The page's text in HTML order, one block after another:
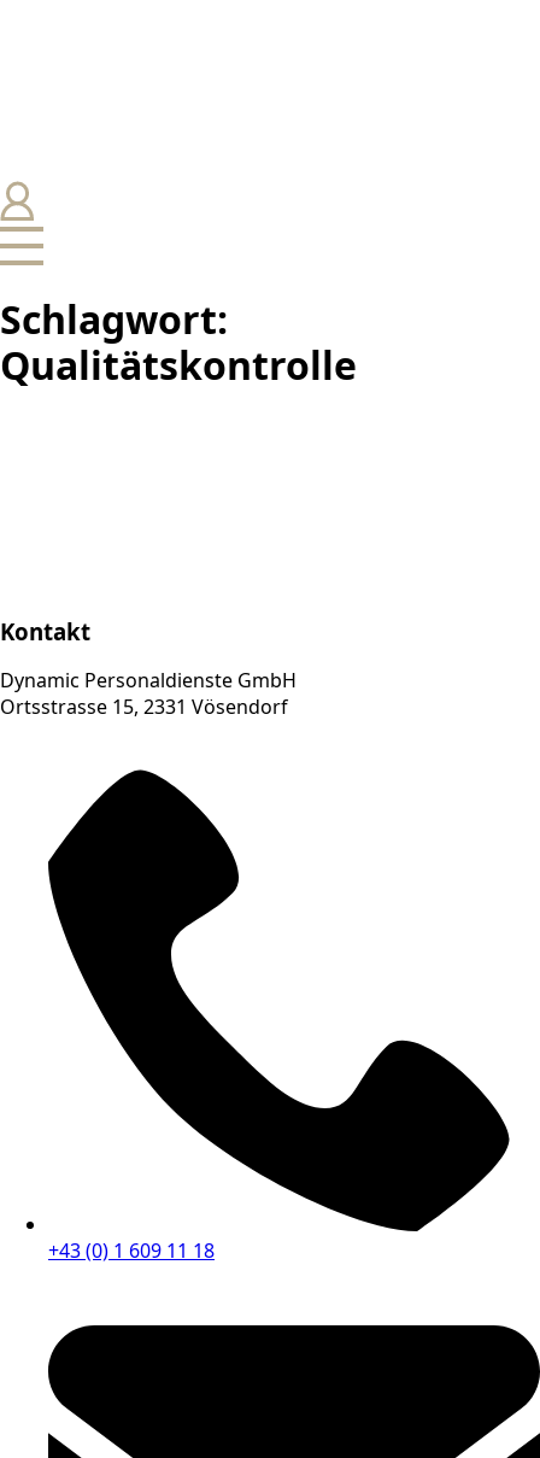
Schlagwort:
Qualitätskontrolle
Kontakt
Dynamic Personaldienste GmbH
Ortsstrasse 15, 2331 Vösendorf
+43 (0) 1 609 11 18